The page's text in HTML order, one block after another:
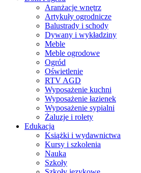
Aranżacje wnętrz
Artykuły ogrodnicze
Balustrady i schody
Dywany i wykładziny
Meble
Meble ogrodowe
Ogród
Oświetlenie
RTV AGD
Wyposażenie kuchni
Wyposażenie łazienek
Wyposażenie sypialni
Żaluzje i rolety
Edukacja
Książki i wydawnictwa
Kursy i szkolenia
Nauka
Szkoły